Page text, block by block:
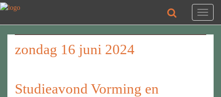
Toggle
zondag 16 juni 2024
Studieavond Vorming en